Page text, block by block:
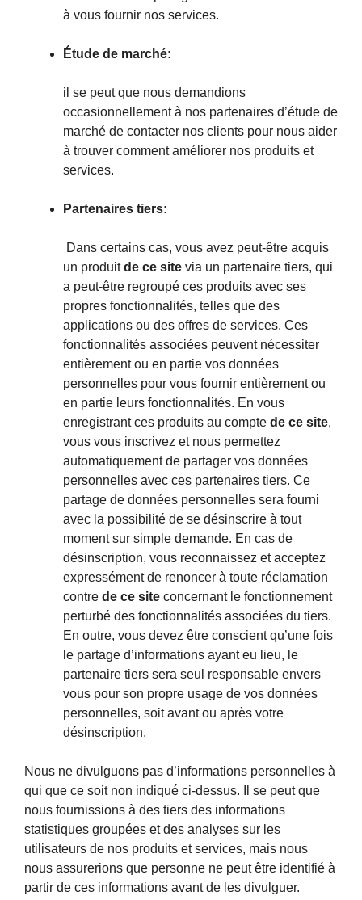
à vous fournir nos services.
Étude de marché:
il se peut que nous demandions
occasionnellement à nos partenaires d’étude de
marché de contacter nos clients pour nous aider
à trouver comment améliorer nos produits et
services.
Partenaires tiers:
Dans certains cas, vous avez peut-être acquis
un produitde ce site via un partenaire tiers, qui
a peut-être regroupé ces produits avec ses
propres fonctionnalités, telles que des
applications ou des offres de services. Ces
fonctionnalités associées peuvent nécessiter
entièrement ou en partie vos données
personnelles pour vous fournir entièrement ou
en partie leurs fonctionnalités. En vous
enregistrant ces produits au compte de ce site,
vous vous inscrivez et nous permettez
automatiquement de partager vos données
personnelles avec ces partenaires tiers. Ce
partage de données personnelles sera fourni
avec la possibilité de se désinscrire à tout
moment sur simple demande. En cas de
désinscription, vous reconnaissez et acceptez
expressément de renoncer à toute réclamation
contre de ce site concernant le fonctionnement
perturbé des fonctionnalités associées du tiers.
En outre, vous devez être conscient qu’une fois
le partage d’informations ayant eu lieu, le
partenaire tiers sera seul responsable envers
vous pour son propre usage de vos données
personnelles, soit avant ou après votre
désinscription.
Nous ne divulguons pas d’informations personnelles à
qui que ce soit non indiqué ci-dessus. Il se peut que
nous fournissions à des tiers des informations
statistiques groupées et des analyses sur les
utilisateurs de nos produits et services, mais nous
nous assurerions que personne ne peut être identifié à
partir de ces informations avant de les divulguer.